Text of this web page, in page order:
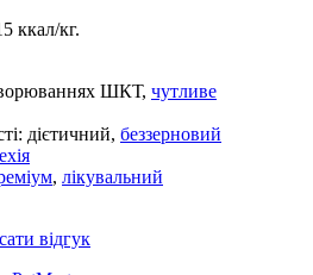
ккал/кг.
ШКТ, чутливе
дієтичний, беззерновий
, лікувальний
відгук